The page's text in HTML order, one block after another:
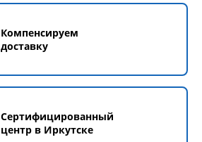
Компенсируем
доставку
Сертифицированный
центр в Иркутске